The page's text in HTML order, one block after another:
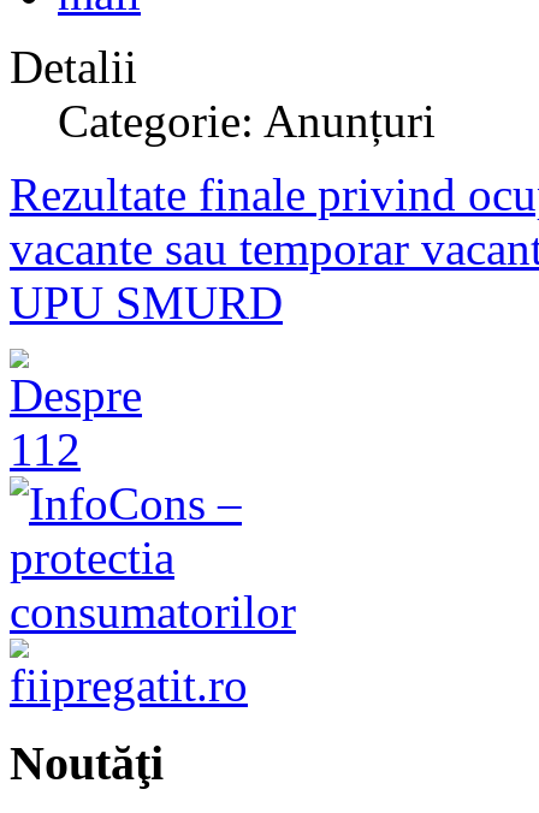
Detalii
Categorie: Anunțuri
Rezultate finale privind
vacante sau temporar
UPU SMURD
Noutăţi